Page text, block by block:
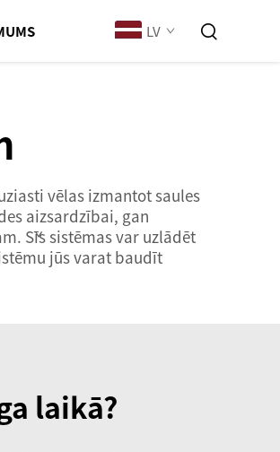
LV
vēlas izmantot saules
aizsardzībai, gan
Šīs sistēmas var uzlādēt
jūs varat baudīt
laikā?